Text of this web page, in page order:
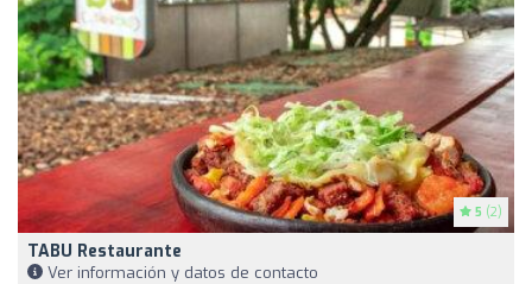
5 (2)
TABU Restaurante
Ver información y datos de contacto